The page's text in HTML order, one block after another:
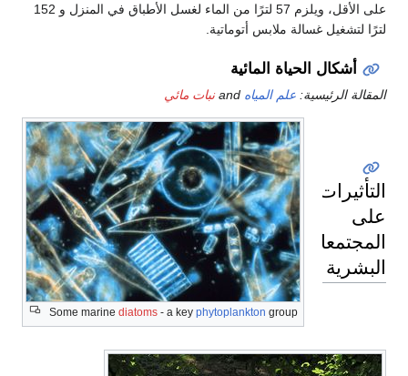
على الأقل، ويلزم 57 لترًا من الماء لغسل الأطباق في المنزل و 152
لترًا لتشغيل غسالة ملابس أتوماتية.
أشكال الحياة المائية
المقالة الرئيسية: علم المياه نبات مائي
Some marine diatoms - a key phytoplankton group
التأثيرات
على
المجتمعات
البشرية
الصحة